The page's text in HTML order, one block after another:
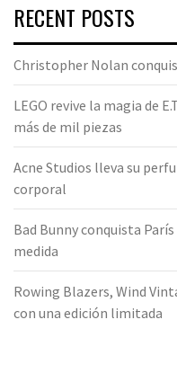
RECENT POSTS
Christopher Nolan
LEGO revive la magia de
más de mil piezas
Acne Studios lleva su
corporal
Bad Bunny conquista
medida
Rowing Blazers, Wind
con una edición limitada